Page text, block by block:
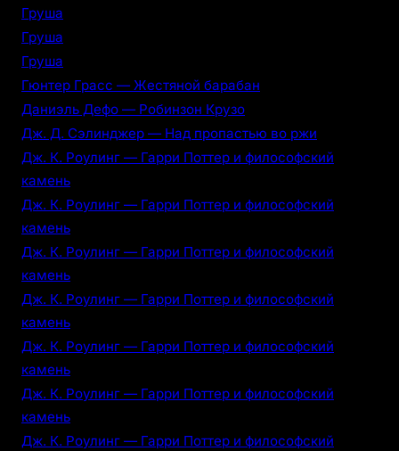
Груша
Груша
Груша
Гюнтер Грасс — Жестяной барабан
Даниэль Дефо — Робинзон Крузо
Дж. Д. Сэлинджер — Над пропастью во ржи
Дж. К. Роулинг — Гарри Поттер и философский
камень
Дж. К. Роулинг — Гарри Поттер и философский
камень
Дж. К. Роулинг — Гарри Поттер и философский
камень
Дж. К. Роулинг — Гарри Поттер и философский
камень
Дж. К. Роулинг — Гарри Поттер и философский
камень
Дж. К. Роулинг — Гарри Поттер и философский
камень
Дж. К. Роулинг — Гарри Поттер и философский